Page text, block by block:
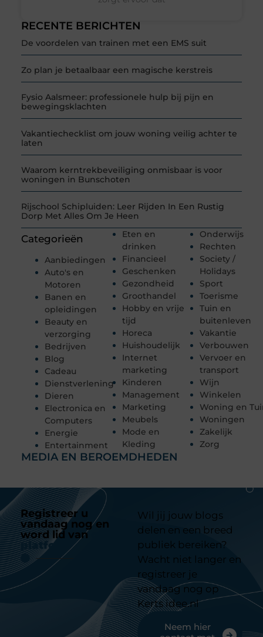
RECENTE BERICHTEN
De voordelen van trainen met een EMS suit
Zo plan je betaalbaar een magische kerstreis
Fysio Aalsmeer: professionele hulp bij pijn en
bewegingsklachten
Vakantiechecklist om jouw woning veilig achter te
laten
Waarom kerntrekbeveiliging onmisbaar is voor
woningen in Bunschoten
Rijschool Schipluiden: Leer Rijden In Een Rustig
Dorp Met Alles Om Je Heen
Categorieën
Aanbiedingen
Auto's en
Motoren
Banen en
opleidingen
Beauty en
verzorging
Bedrijven
Blog
Cadeau
Dienstverlening
Dieren
Electronica en
Computers
Energie
Entertainment
Eten en
drinken
Financieel
Geschenken
Gezondheid
Groothandel
Hobby en vrije
tijd
Horeca
Huishoudelijk
Internet
marketing
Kinderen
Management
Marketing
Meubels
Mode en
Kleding
Onderwijs
Rechten
Society /
Holidays
Sport
Toerisme
Tuin en
buitenleven
Vakantie
Verbouwen
Vervoer en
transport
Wijn
Winkelen
Woning en
Woningen
Zakelijk
Zorg
MEDIA EN BEROEMDHEDEN
Registreer u
vandaag nog en
word lid van
platform
Wil jij jouw blogs
delen en een breed
publiek bereiken?
Wacht niet langer en
registreer je
vandaag nog op
Kerts idee.nl
Neem hier